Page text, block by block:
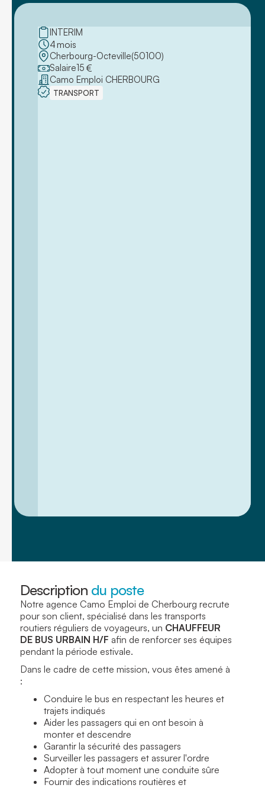
INTERIM
4mois
Cherbourg-Octeville(50100)
Salaire15 €
Camo Emploi CHERBOURG
TRANSPORT
Description du poste
Notre agence Camo Emploi de Cherbourg recrute
pour son client, spécialisé dans les transports
routiers réguliers de voyageurs, un CHAUFFEUR
DE BUS URBAIN H/F afin de renforcer ses équipes
pendant la période estivale.
Dans le cadre de cette mission, vous êtes amené à
:
Conduire le bus en respectant les heures et
trajets indiqués
Aider les passagers qui en ont besoin à
monter et descendre
Garantir la sécurité des passagers
Surveiller les passagers et assurer l'ordre
Adopter à tout moment une conduite sûre
Fournir des indications routières et